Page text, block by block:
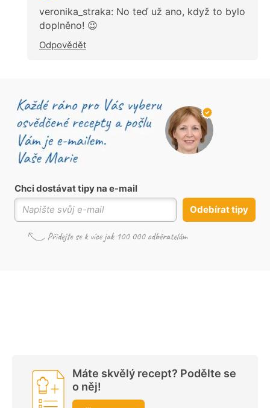
veronika_straka: No teď už ano, když to bylo
doplněno! 😉
Odpovědět
Chci dostávat tipy na e-mail
Odebírat tipy
Máte skvělý recept? Podělte se
o něj!